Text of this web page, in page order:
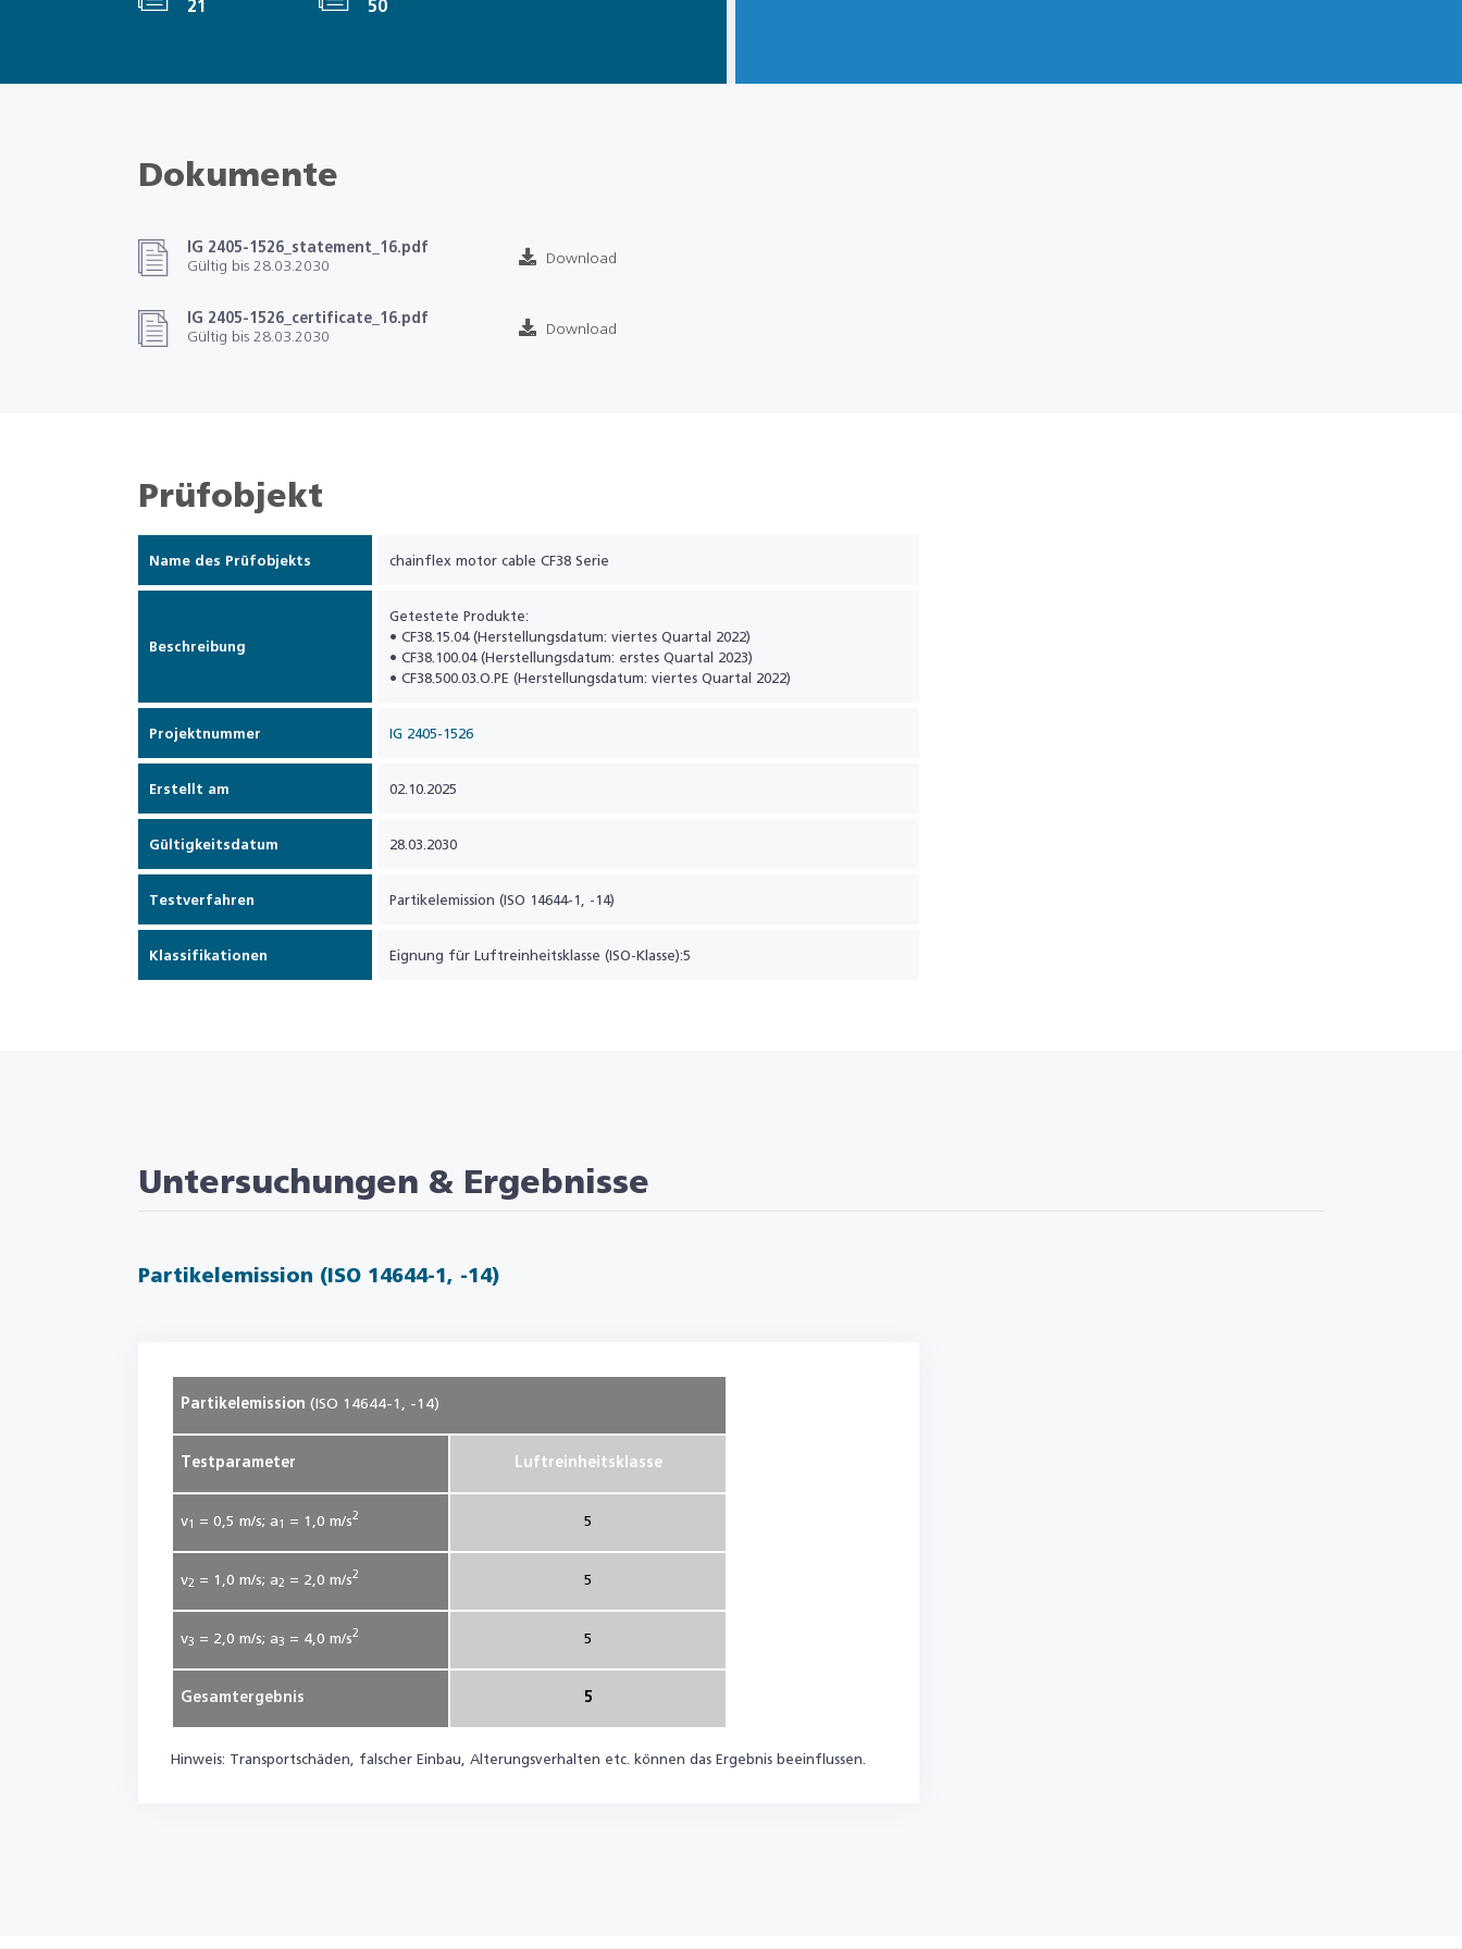
21 50
Dokumente
IG 2405-1526_statement_16.pdf
Gültig bis 28.03.2030
Download
IG 2405-1526_certificate_16.pdf
Gültig bis 28.03.2030
Download
Prüfobjekt
Name des Prüfobjekts chainflex motor cable CF38 Serie
Beschreibung
Getestete Produkte:
• CF38.15.04 (Herstellungsdatum: viertes Quartal 2022)
• CF38.100.04 (Herstellungsdatum: erstes Quartal 2023)
• CF38.500.03.O.PE (Herstellungsdatum: viertes Quartal 2022)
Projektnummer IG 2405-1526
Erstellt am 02.10.2025
Gültigkeitsdatum 28.03.2030
Testverfahren Partikelemission (ISO 14644-1, -14)
Klassifikationen Eignung für Luftreinheitsklasse (ISO-Klasse):5
Untersuchungen & Ergebnisse
Partikelemission (ISO 14644-1, -14)
Partikelemission(ISO 14644-1, -14)
Testparameter Luftreinheitsklasse
v1 = 0,5m/s; a 1 = 1,0m/s2 5
v2 = 1,0m/s; a2 = 2,0m/s2 5
v3 = 2,0m/s; a3 = 4,0m/s2 5
Gesamtergebnis 5
Hinweis: Transportschäden, falscher Einbau, Alterungsverhalten etc. können das Ergebnis beeinflussen.